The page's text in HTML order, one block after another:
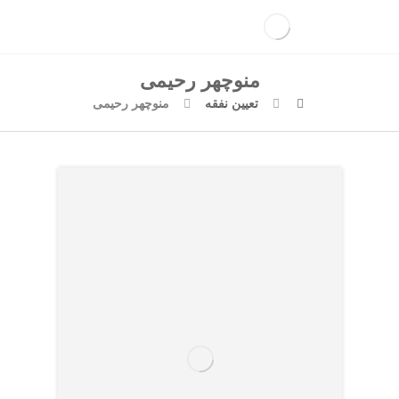
منوچهر رحیمی
تعیین نفقه منوچهر رحیمی